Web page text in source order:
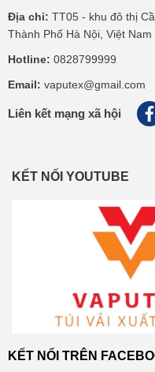
Địa chỉ: TT05 - khu đô thị
Thành Phố Hà Nội, Việt Nam
Hotline: 0828799999
Email: vaputex@gmail.com
Liên kết mạng xã hội
KẾT NỐI YOUTUBE
KẾT NỐI TRÊN